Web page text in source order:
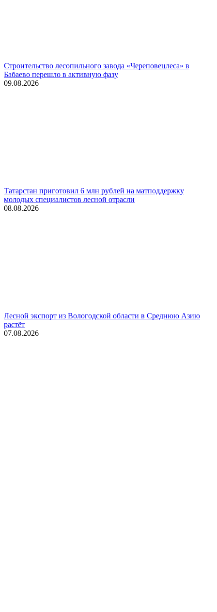
Строительство лесопильного завода «Череповецлеса» в
Бабаево перешло в активную фазу
09.08.2026
Татарстан приготовил 6 млн рублей на матподдержку
молодых специалистов лесной отрасли
08.08.2026
Лесной экспорт из Вологодской области в Среднюю Азию
растёт
07.08.2026